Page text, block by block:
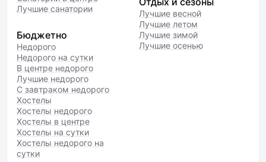
Лучшие санатории
Бюджетно
Недорого
Недорого на сутки
В центре недорого
Лучшие недорого
С завтраком недорого
Хостелы
Хостелы недорого
Хостелы в центре
Хостелы на сутки
Хостелы недорого на
сутки
Лучшие весной
Лучшие летом
Лучшие зимой
Лучшие осенью